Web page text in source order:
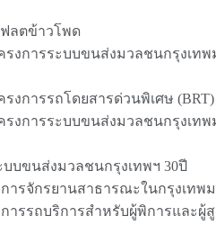
ลตข้าวโพด
รงการระบบขนส่งมวลชนกรุงเท
งการรถโดยสารด่วนพิเศษ (BRT)
รงการระบบขนส่งมวลชนกรุงเ
บขนส่งมวลชนกรุงเทพฯ 30ปี
กรยานสาธารณะในกรุงเทพม
บริการสำหรับผู้พิการและผู้สู